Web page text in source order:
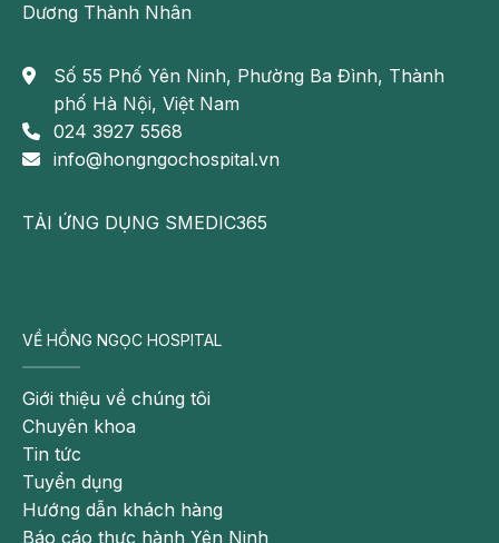
Dương Thành Nhân
Số 55 Phố Yên Ninh, Phường Ba Đình, Thành
phố Hà Nội, Việt Nam
024 3927 5568
info@hongngochospital.vn
TẢI ỨNG DỤNG SMEDIC365
VỀ HỒNG NGỌC HOSPITAL
Giới thiệu về chúng tôi
Chuyên khoa
Tin tức
Tuyển dụng
Hướng dẫn khách hàng
Báo cáo thực hành Yên Ninh